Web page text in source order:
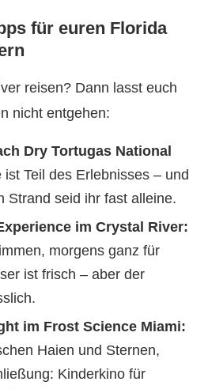
für euren Florida
reisen? Dann lasst euch
nicht entgehen:
Dry Tortugas National
ist Teil des Erlebnisses – und
Strand seid ihr fast alleine.
im Crystal River:
morgens ganz für
ist frisch – aber der
im Frost Science Miami:
Haien und Sternen,
Kinderkino für